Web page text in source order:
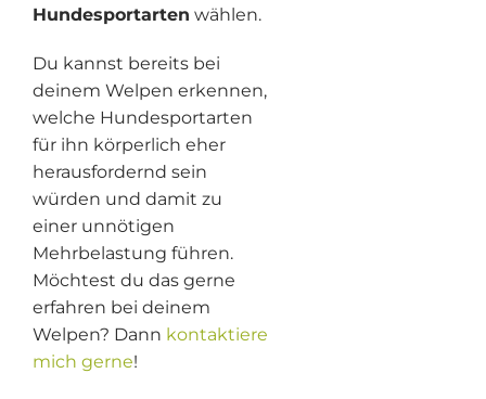
Hundesportarten wählen.
Du kannst bereits bei
deinem Welpen erkennen,
welche Hundesportarten
für ihn körperlich eher
herausfordernd sein
würden und damit zu
einer unnötigen
Mehrbelastung führen.
Möchtest du das gerne
erfahren bei deinem
Welpen? Dann kontaktiere
mich gerne!